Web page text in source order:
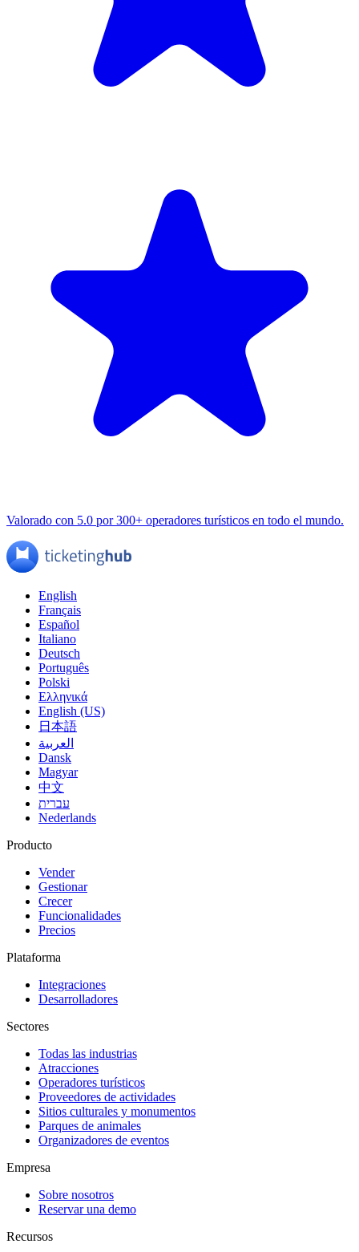
Valorado con 5.0 por 300+ operadores turísticos en todo el mundo.
English
Français
Español
Italiano
Deutsch
Português
Polski
Ελληνικά
English (US)
日本語
العربية
Dansk
Magyar
中文
עברית
Nederlands
Producto
Vender
Gestionar
Crecer
Funcionalidades
Precios
Plataforma
Integraciones
Desarrolladores
Sectores
Todas las industrias
Atracciones
Operadores turísticos
Proveedores de actividades
Sitios culturales y monumentos
Parques de animales
Organizadores de eventos
Empresa
Sobre nosotros
Reservar una demo
Recursos